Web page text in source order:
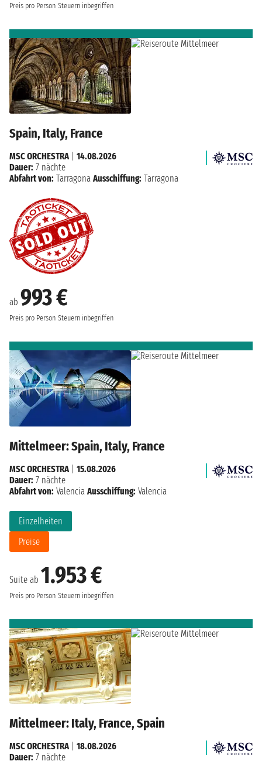
Preis pro Person Steuern inbegriffen
Spain, Italy, France
ab 993 €
Preis pro Person Steuern inbegriffen
MSC ORCHESTRA| 14.08.2026
Dauer: 7 nächte
Abfahrt von: Tarragona Ausschiffung: Tarragona
Mittelmeer: Spain, Italy, France
Suite ab 1.953 €
Preis pro Person Steuern inbegriffen
Einzelheiten
Preise
MSC ORCHESTRA
15.08.2026
Dauer: 7 nächte
Abfahrt von: Valencia Ausschiffung: Valencia
Mittelmeer: Italy, France, Spain
MSC ORCHESTRA| 18.08.2026
Dauer: 7 nächte